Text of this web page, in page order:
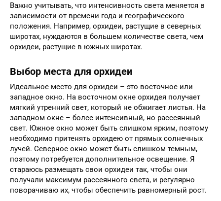
Важно учитывать, что интенсивность света меняется в
зависимости от времени года и географического
положения. Например, орхидеи, растущие в северных
широтах, нуждаются в большем количестве света, чем
орхидеи, растущие в южных широтах.
Выбор места для орхидеи
Идеальное место для орхидеи – это восточное или
западное окно. На восточном окне орхидея получает
мягкий утренний свет, который не обжигает листья. На
западном окне – более интенсивный, но рассеянный
свет. Южное окно может быть слишком ярким, поэтому
необходимо притенять орхидею от прямых солнечных
лучей. Северное окно может быть слишком темным,
поэтому потребуется дополнительное освещение. Я
стараюсь размещать свои орхидеи так, чтобы они
получали максимум рассеянного света, и регулярно
поворачиваю их, чтобы обеспечить равномерный рост.